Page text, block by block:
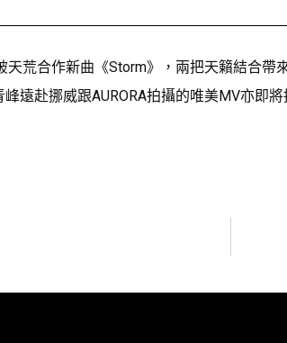
荒合作新曲《Storm》，兩把天籟結合帶
遠赴挪威跟AURORA拍攝的唯美MV亦即